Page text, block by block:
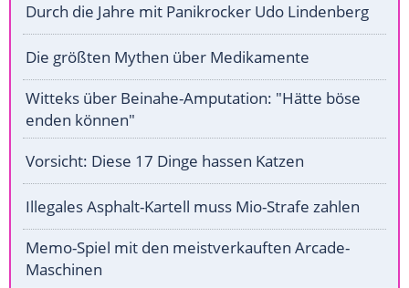
Durch die Jahre mit Panikrocker Udo Lindenberg
Die größten Mythen über Medikamente
Witteks über Beinahe-Amputation: "Hätte böse
enden können"
Vorsicht: Diese 17 Dinge hassen Katzen
Illegales Asphalt-Kartell muss Mio-Strafe zahlen
Memo-Spiel mit den meistverkauften Arcade-
Maschinen